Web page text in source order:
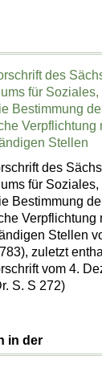
des
für
Bestimmung
Verpflichtung
Stellen
des
für
Bestimmung
Verpflichtung
Stellen
zuletzt
vom 4.
S. S 272)
in der